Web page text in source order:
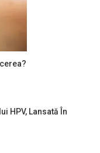
HPV, Lansată În